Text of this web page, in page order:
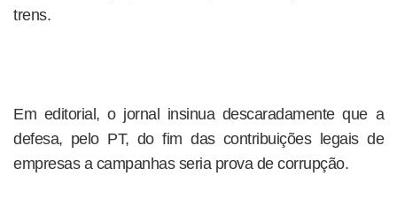
trens.
Em editorial, o jornal insinua descaradamente que a
defesa, pelo PT, do fim das contribuições legais de
empresas a campanhas seria prova de corrupção.